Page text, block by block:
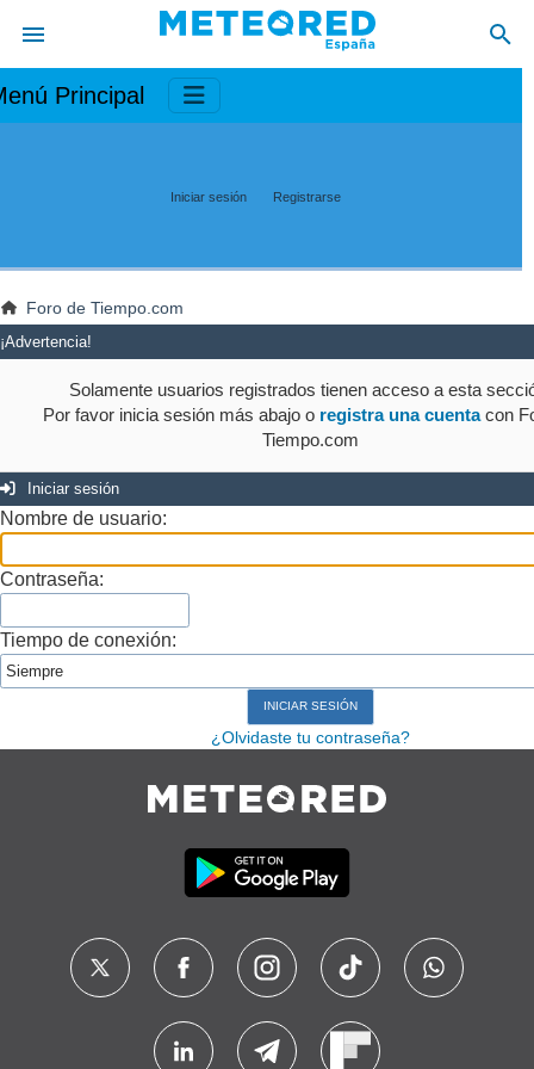
Principal
Iniciar sesión Registrarse
Foro de Tiempo.com
¡Advertencia!
Solamente usuarios registrados tienen acceso a esta
Por favor inicia sesión más abajo o registra una cuentacon
Tiempo.com
Iniciar sesión
Nombre de usuario:
Contraseña:
Tiempo de conexión:
¿Olvidaste tu contraseña?